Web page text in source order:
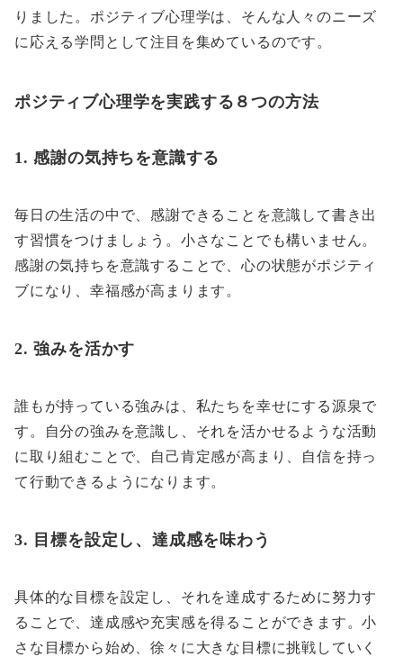
りました。ポジティブ心理学は、そんな人々のニーズ
に応える学問として注目を集めているのです。
ポジティブ心理学を実践する８つの方法
1. 感謝の気持ちを意識する
毎日の生活の中で、感謝できることを意識して書き出
す習慣をつけましょう。小さなことでも構いません。
感謝の気持ちを意識することで、心の状態がポジティ
ブになり、幸福感が高まります。
2. 強みを活かす
誰もが持っている強みは、私たちを幸せにする源泉で
す。自分の強みを意識し、それを活かせるような活動
に取り組むことで、自己肯定感が高まり、自信を持っ
て行動できるようになります。
3. 目標を設定し、達成感を味わう
具体的な目標を設定し、それを達成するために努力す
ることで、達成感や充実感を得ることができます。小
さな目標から始め、徐々に大きな目標に挑戦していく